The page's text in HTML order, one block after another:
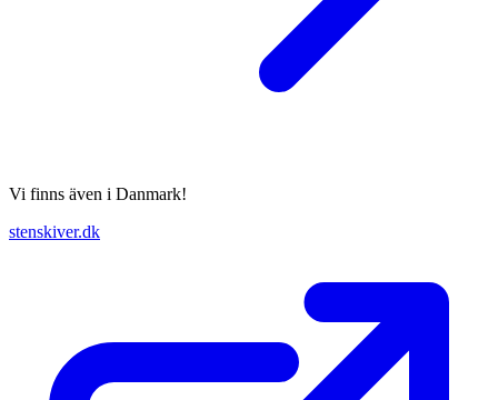
Vi finns även i Danmark!
stenskiver.dk